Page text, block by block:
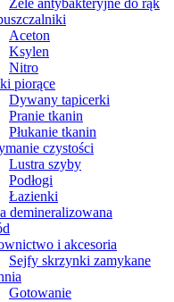
Aceton
Ksylen
Nitro
piorące
Dywany tapicerki
Pranie tkanin
Płukanie tkanin
czystości
Lustra szyby
Podłogi
Łazienki
demineralizowana
i akcesoria
Sejfy skrzynki zamykane
Gotowanie